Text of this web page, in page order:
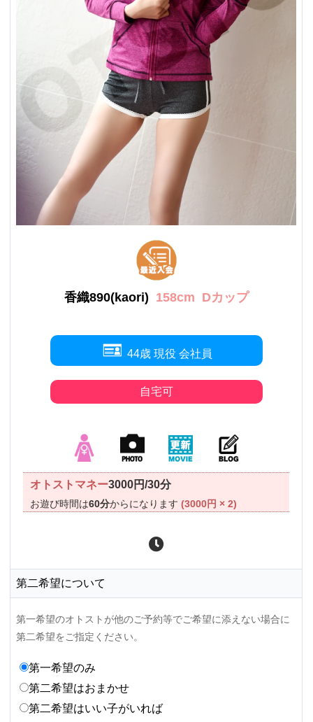
香織890(kaori) 158cm Dカップ
44歳 現役 会社員
自宅可
オトストマネー3000円/30分
お遊び時間は60分からになります(3000円 × 2)
第二希望について
第一希望のオトストが他のご予約等でご希望に添えない場合に
第二希望をご指定ください。
第一希望のみ
第二希望はおまかせ
第二希望はいい子がいれば